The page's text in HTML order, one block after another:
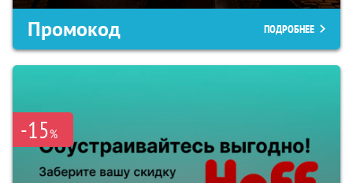
Промокод ПОДРОБНЕЕ
-15%